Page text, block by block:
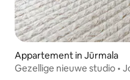
Appartement in Jūrmala
Gezellige nieuwe studio •